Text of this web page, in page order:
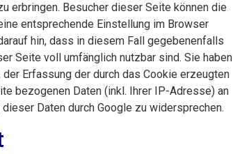
erbringen. Besucher dieser Seite können die
entsprechende Einstellung im Browser
hin, dass in diesem Fall gegebenenfalls
Seite voll umfänglich nutzbar sind. Sie haben
Erfassung der durch das Cookie erzeugten
bezogenen Daten (inkl. Ihrer IP-Adresse) an
Daten durch Google zu widersprechen.